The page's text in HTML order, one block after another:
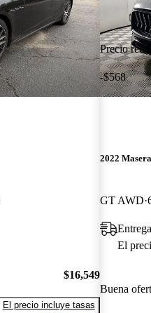
$16,549
El precio incluye tasas
Precio
-$568
2022
GT AWD
El
Buena